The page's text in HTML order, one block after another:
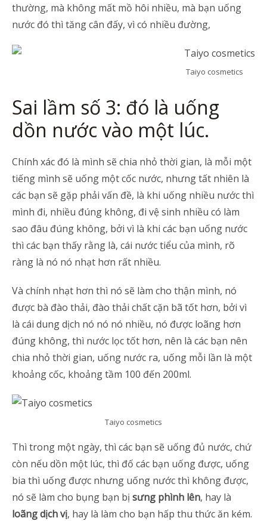
thường, mà không mất mồ hôi nhiều, mà bạn uống
nước đó thì tăng cân đấy, vì có nhiều đường,
Taiyo cosmetics
Sai lầm số 3: đó là uống
dồn nước vào một lúc.
Chính xác đó là mình sẽ chia nhỏ thời gian, là mỗi một
tiếng mình sẽ uống một cốc nước, nhưng tất nhiên là
các bạn sẽ gặp phải vấn đề, là khi uống nhiều nước thì
mình đi, nhiều đúng không, đi vệ sinh nhiều có làm
sao đâu đúng không, bởi vì là khi các bạn uống nước
thì các bạn thấy rằng là, cái nước tiểu của mình, rõ
ràng là nó nó nhạt hơn rất nhiều.
Và chính nhạt hơn thì nó sẽ làm cho thận mình, nó
được bà đào thải, đào thải chất cặn bã tốt hơn, bởi vì
là cái dung dịch nó nó nó nhiều, nó được loãng hơn
đúng không, thì nước lọc tốt hơn, nên là các bạn nên
chia nhỏ thời gian, uống nước ra, uống mỗi lần là một
khoảng cốc, khoảng tầm 100 đến 200ml.
Taiyo cosmetics
Thì trong một ngày, thì các bạn sẽ uống đủ nước, chứ
còn nếu dồn một lúc, thì đố các bạn uống được, uống
bia thì uống được nhưng uống nước thì không được,
nó sẽ làm cho bụng bạn bị sưng phình lên, hay là
loãng dịch vị, hay là làm cho bạn hấp thu thức ăn kém.